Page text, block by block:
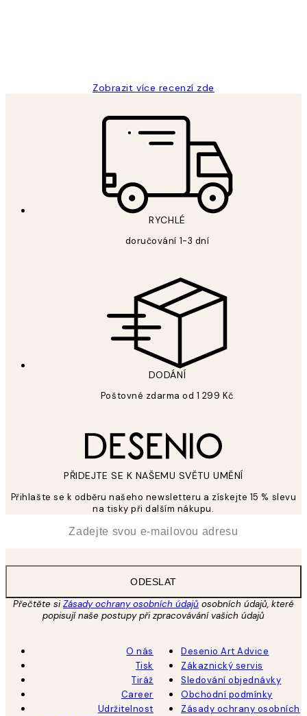
Zobrazit více recenzí zde
RYCHLÉ
doručování 1-3 dní
DODÁNÍ
Poštovné zdarma od 1 299 Kč
PŘIDEJTE SE K NAŠEMU SVĚTU UMĚNÍ
Přihlašte se k odběru našeho newsletteru a získejte 15 % slevu
na tisky při dalším nákupu.
ODESLAT
Přečtěte siZásady ochrany osobních údajů osobních údajů, které
popisují naše postupy při zpracovávání vašich údajů
O nás
Tisk
Tiráž
Career
Udržitelnost
Desenio Art Advice
Zákaznický servis
Sledování objednávky
Obchodní podmínky
Zásady ochrany osobních